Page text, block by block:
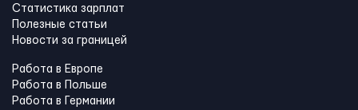
Статистика зарплат
Полезные статьи
Новости за границей
Работа в Европе
Работа в Польше
Работа в Германии